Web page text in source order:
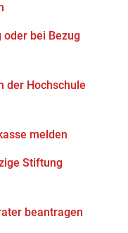
bei Bezug
der Hochschule
melden
Stiftung
beantragen